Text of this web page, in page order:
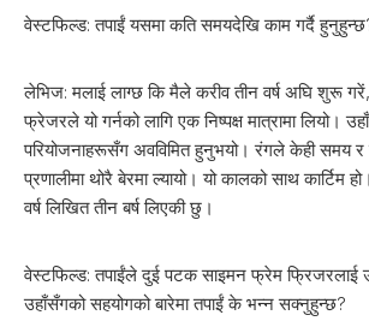
वेस्टफिल्ड: तपाईं यसमा कति समयदेखि काम गर्दै
लेभिज: मलाई लाग्छ कि मैले करीव तीन वर्ष अघि शुरू गरें,
फ्रेजरले यो गर्नको लागि एक निष्पक्ष मात्रामा लियो।
परियोजनाहरूसँग अवविमित हुनुभयो। रंगले केही समय र
प्रणालीमा थोरै बेरमा ल्यायो। यो कालको साथ कार्टिम
वर्ष लिखित तीन बर्ष लिएकी छु।
वेस्टफिल्ड: तपाईंले दुई पटक साइमन फ्रेम फ्रिजरलाई
उहाँसँगको सहयोगको बारेमा तपाईं के भन्न सक्नुहुन्छ?